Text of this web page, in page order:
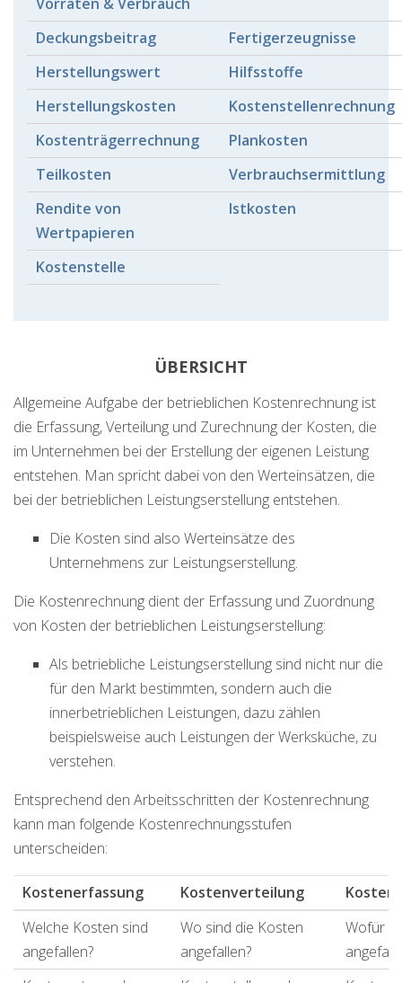
Deckungsbeitrag
Fertigerzeugnisse
Herstellungswert
Hilfsstoffe
Herstellungskosten
Kostenstellenrechnung
Kostenträgerrechnung
Plankosten
Teilkosten
Verbrauchsermittlung
Rendite von
Wertpapieren
Istkosten
Kostenstelle
ÜBERSICHT
Allgemeine Aufgabe der betrieblichen Kostenrechnung ist
die Erfassung, Verteilung und Zurechnung der Kosten, die
im Unternehmen bei der Erstellung der eigenen Leistung
entstehen. Man spricht dabei von den Werteinsätzen, die
bei der betrieblichen Leistungserstellung entstehen.
Die Kosten sind also Werteinsätze des
Unternehmens zur Leistungserstellung.
Die Kostenrechnung dient der Erfassung und Zuordnung
von Kosten der betrieblichen Leistungserstellung:
Als betriebliche Leistungserstellung sind nicht nur die
für den Markt bestimmten, sondern auch die
innerbetrieblichen Leistungen, dazu zählen
beispielsweise auch Leistungen der Werksküche, zu
verstehen.
Entsprechend den Arbeitsschritten der Kostenrechnung
kann man folgende Kostenrechnungsstufen
unterscheiden:
Kostenerfassung Kostenverteilung
Welche Kosten sind
angefallen?
Wo sind die Kosten
angefallen?
Wofür